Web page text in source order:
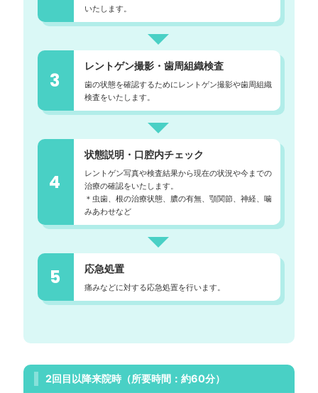
いたします。
3
レントゲン撮影・歯周組織検査
歯の状態を確認するためにレントゲン撮影や歯周組織
検査をいたします。
4
状態説明・口腔内チェック
レントゲン写真や検査結果から現在の状況や今までの
治療の確認をいたします。
＊虫歯、根の治療状態、膿の有無、顎関節、神経、噛
みあわせなど
5 応急処置
痛みなどに対する応急処置を行います。
2回目以降来院時（所要時間：約60分）